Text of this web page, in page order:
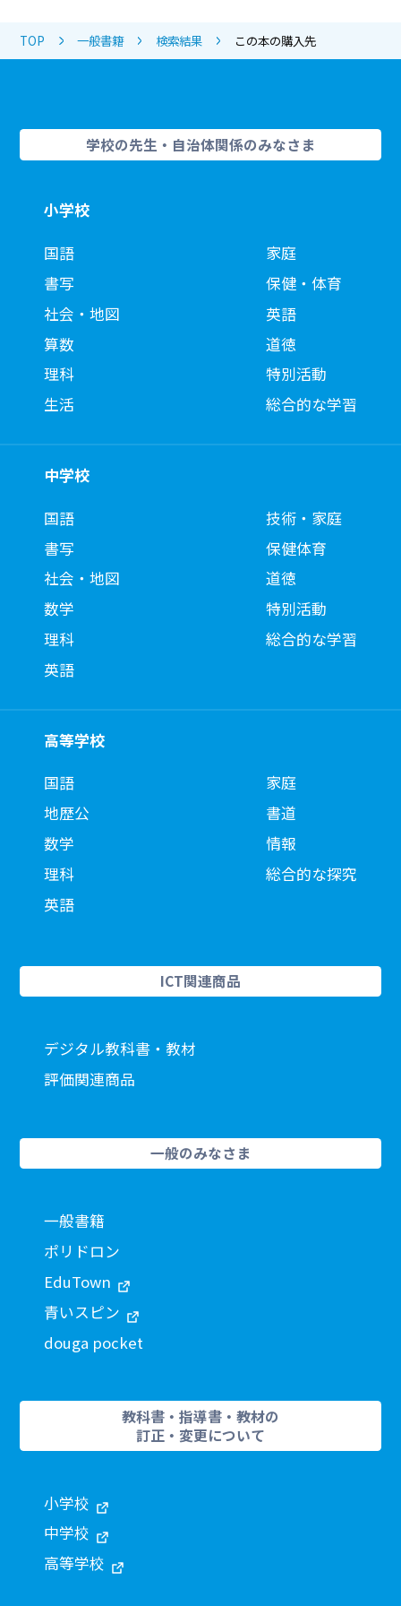
TOP 一般書籍 検索結果 この本の購入先
学校の先生・自治体関係のみなさま
小学校
国語
書写
社会・地図
算数
理科
生活
家庭
保健・体育
英語
道徳
特別活動
総合的な学習
中学校
国語
書写
社会・地図
数学
理科
英語
技術・家庭
保健体育
道徳
特別活動
総合的な学習
高等学校
国語
地歴公
数学
理科
英語
家庭
書道
情報
総合的な探究
ICT関連商品
デジタル教科書・教材
評価関連商品
一般のみなさま
一般書籍
ポリドロン
EduTown
青いスピン
douga pocket
教科書・指導書・教材の
訂正・変更について
小学校
中学校
高等学校